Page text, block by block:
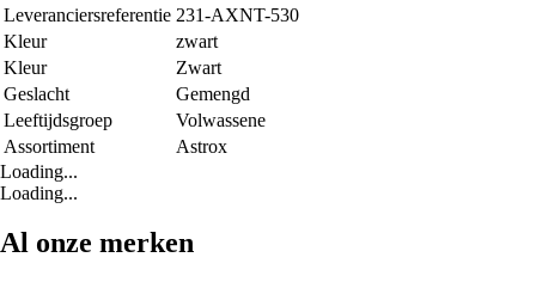
Leveranciersreferentie 231-AXNT-530
Kleur
zwart
Kleur
Zwart
Geslacht
Gemengd
Leeftijdsgroep
Volwassene
Assortiment
Astrox
Loading...
Loading...
Al onze merken